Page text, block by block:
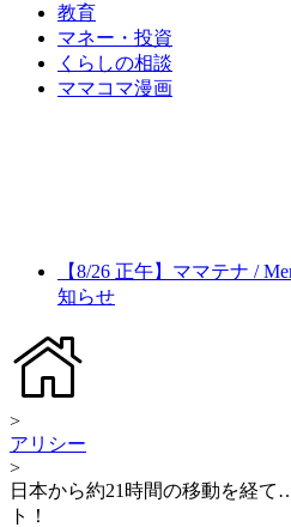
教育
マネー・投資
くらしの相談
ママコマ漫画
【8/26 正午】ママテナ /
知らせ
>
アリシー
>
日本から約21時間の移動を経
ト！